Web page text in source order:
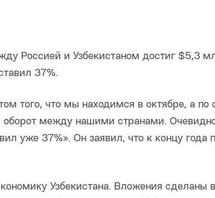
Россией и Узбекистаном достиг $5,3
37%.
того, что мы находимся в октябре, а по
между нашими странами.
уже 37%». Он заявил, что к концу года
Узбекистана. Вложения сделаны